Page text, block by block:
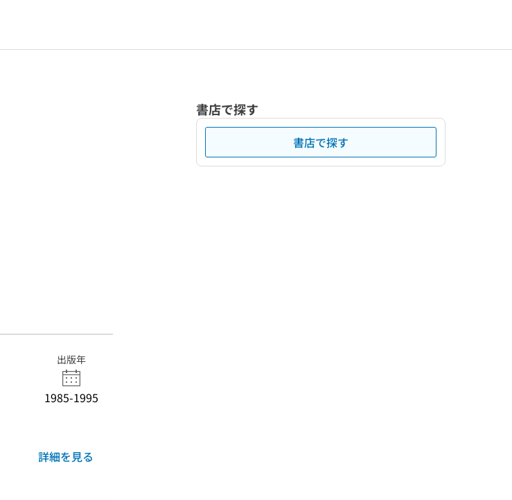
出版年
1985-1995
詳細を見る
書店で探す
書店で探す